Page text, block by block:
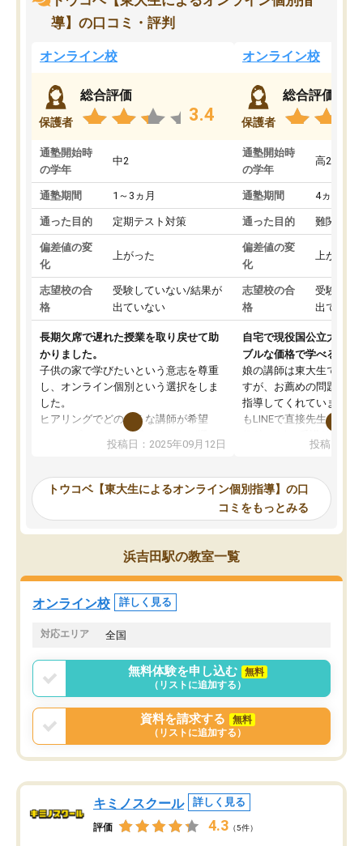
導】の口コミ・評判
オンライン校
保護者
総合評価
3.4
通塾開始時
の学年
中2
通塾期間 1～3ヵ月
通った目的 定期テスト対策
偏差値の変
化
上がった
志望校の合
格
受験していない/結果が
出ていない
長期欠席で遅れた授業を取り戻せて助
かりました。
子供の家で学びたいという意志を尊重
し、オンライン個別という選択をしま
した。
ヒアリングでどのような講師が希望
か、オプションは付帯するかなど選ぶ
事が出来ました。
ーティングを行い、その講師で良いか
見てから講師を決定する事ができま
す。
うちの子は、初回面談の講師の方で決
オンラインツールを使用した単語帳の
共有があり宿題もそちらで出される形
でした。
言う事で講師変更の申し出があり、あ
まりに短期での変更だった為、塾に通
う事にして退会しました。遅れも取り
戻せ、授業内容や講師の方は良かった
と思います。
投稿日：2025年09月12日
オンライン校
保護者
総合評価
通塾開始時
の学年
高2
通塾期間 4ヵ月～1
通った目的 難関私立
偏差値の変
化
上がった
志望校の合
格
受験して
出ていな
自宅で現役国公立大学生
ブルな価格で学べる
娘の講師は東大生では無
すが、お薦めの問題集や
指導してくれています。
もLINEで直接先生に質問
めれるので、個人に合
いなのがあり(有料)、受
ことをどんなスケジュー
くか相談したのですが、
ち期待したものではなく
くなってきたようなので
投稿日：
トウコベ【東大生によるオンライン個別指導】の口
コミをもっとみる
浜吉田駅の教室一覧
オンライン校 詳しく見る
対応エリア 全国
無料体験を申し込む
無料
（リストに追加する）
資料を請求する
無料
（リストに追加する）
キミノスクール 詳しく見る
評価 4.3 （5件）